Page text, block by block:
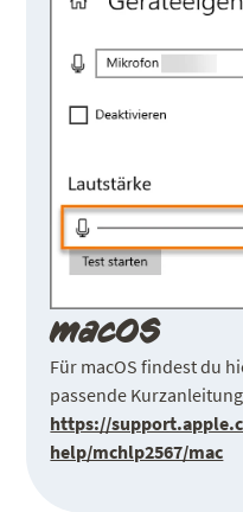
macOS
Für macOS findest du
passende
https://
help/mchlp2567/mac